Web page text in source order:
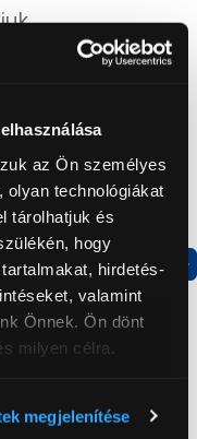
az Ön személyes
technológiákat
tárolhatjuk és
hogy
hirdetés-
valamint
Önnek. Ön dönt
milyen célra.
megjelenítése
Termék adatlap
hűtőszekrény